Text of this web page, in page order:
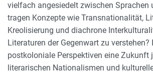
vielfach angesiedelt zwischen Sprachen
tragen Konzepte wie Transnationalität,
Kreolisierung und diachrone
Literaturen der Gegenwart zu
postkoloniale Perspektiven eine Zukunft
literarischen Nationalismen und